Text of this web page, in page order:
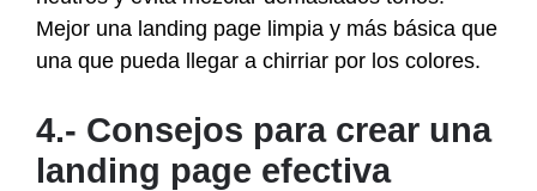
Mejor una landing page limpia y más básica que
una que pueda llegar a chirriar por los colores.
4.- Consejos para crear una
landing page efectiva